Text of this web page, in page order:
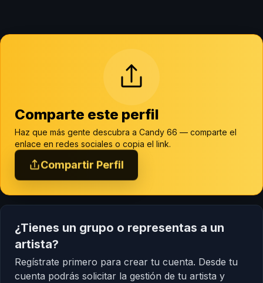
Comparte este perfil
Haz que más gente descubra a Candy 66 — comparte el
enlace en redes sociales o copia el link.
Compartir Perfil
¿Tienes un grupo o representas a un
artista?
Regístrate primero para crear tu cuenta. Desde tu
cuenta podrás solicitar la gestión de tu artista y